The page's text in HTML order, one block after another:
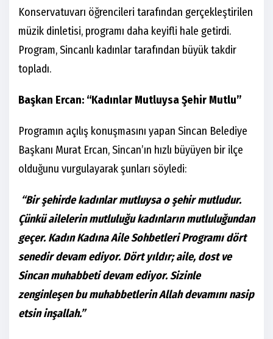
Konservatuvarı öğrencileri tarafından gerçekleştirilen
müzik dinletisi, programı daha keyifli hale getirdi.
Program, Sincanlı kadınlar tarafından büyük takdir
topladı.
Başkan Ercan: “Kadınlar Mutluysa Şehir Mutlu”
Programın açılış konuşmasını yapan Sincan Belediye
Başkanı Murat Ercan, Sincan’ın hızlı büyüyen bir ilçe
olduğunu vurgulayarak şunları söyledi:
“Bir şehirde kadınlar mutluysa o şehir mutludur.
Çünkü ailelerin mutluluğu kadınların mutluluğundan
geçer. Kadın Kadına Aile Sohbetleri Programı dört
senedir devam ediyor. Dört yıldır; aile, dost ve
Sincan muhabbeti devam ediyor. Sizinle
zenginleşen bu muhabbetlerin Allah devamını nasip
etsin inşallah.”